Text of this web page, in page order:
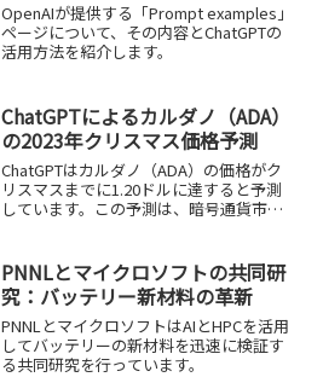
OpenAIが提供する「Prompt examples」
ページについて、その内容とChatGPTの
活用方法を紹介します。
ChatGPTによるカルダノ（ADA）
の2023年クリスマス価格予測
ChatGPTはカルダノ（ADA）の価格がク
リスマスまでに1.20ドルに達すると予測
しています。この予測は、暗号通貨市場
PNNLとマイクロソフトの共同研
究：バッテリー新材料の革新
PNNLとマイクロソフトはAIとHPCを活用
してバッテリーの新材料を迅速に検証す
る共同研究を行っています。